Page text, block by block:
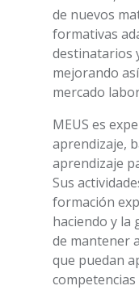
de nuevos
formativas
destinatarios
mejorando
mercado
MEUS es
aprendizaje,
aprendizaje
Sus
formación
haciendo y la
de mantener
que puedan